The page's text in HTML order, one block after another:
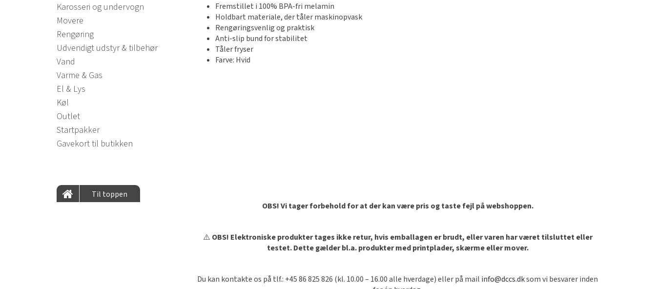
Karosseri og undervogn
Movere
Rengøring
Udvendigt udstyr & tilbehør
Vand
Varme & Gas
El & Lys
Køl
Outlet
Startpakker
Gavekort til butikken
Fremstillet i 100% BPA-fri melamin
Holdbart materiale, der tåler maskinopvask
Rengøringsvenlig og praktisk
Anti-slip bund for stabilitet
Tåler fryser
Farve: Hvid
Til toppen
OBS! Vi tager forbehold for at der kan være pris og taste fejl på webshoppen.
⚠️ OBS! Elektroniske produkter tages ikke retur, hvis emballagen er brudt, eller varen har været tilsluttet eller
testet. Dette gælder bl.a. produkter med printplader, skærme eller mover.
Du kan kontakte os på tlf.: +45 86 825 826 (kl. 10.00 – 16.00 alle hverdage) eller på mail info@dccs.dksom vi besvarer inden